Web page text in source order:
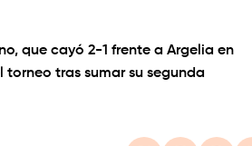
que cayó 2-1 frente a Argelia en
tras sumar su segunda